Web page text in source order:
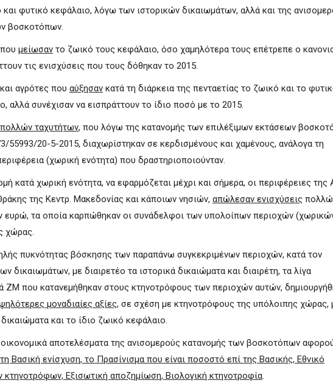
και φυτικό κεφάλαιο, λόγω των ιστορικών δικαιωμάτων, αλλά και της
βοσκοτόπων.
μείωσαν το ζωικό τους κεφάλαιο, όσο χαμηλότερα τους επέτρεπε ο
τις ενισχύσεις που τους δόθηκαν το 2015.
αγρότες που αύξησαν κατά τη διάρκεια της πενταετίας το ζωικό και το
αλλά συνέχισαν να εισπράττουν το ίδιο ποσό με το 2015.
πολλών ταχυτήτων, που λόγω της κατανομής των επιλέξιμων εκτάσεων
55993/20-5-2015, διαχωρίστηκαν σε κερδισμένους και χαμένους, ανάλογα τη
(χωρική ενότητα) που δραστηριοποιούνταν.
κατά χωρική ενότητα, να εφαρμόζεται μέχρι και σήμερα, οι περιφέρειες της
της Κεντρ. Μακεδονίας και κάποιων νησιών, απώλεσαν ενισχύσεις
ευρώ, τα οποία καρπώθηκαν οι συνάδελφοι των υπολοίπων περιοχών
χώρας.
πυκνότητας βόσκησης των παραπάνω συγκεκριμένων περιοχών, κατά τον
δικαιωμάτων, με διαιρετέο τα ιστορικά δικαιώματα και διαιρέτη, τα λίγα
ΖΜ που κατανεμήθηκαν στους κτηνοτρόφους των περιοχών αυτών,
μοναδιαίες αξίες, σε σχέση με κτηνοτρόφους της υπόλοιπης χώρας,
δικαιώματα και το ίδιο ζωικό κεφάλαιο.
αποτελέσματα της ανισομερούς κατανομής των βοσκοτόπων
τη Βασική ενίσχυση, το Πρασίνισμα που είναι ποσοστό επί της Βασικής, Εθνικό
Εξισωτική αποζημίωση, Βιολογική κτηνοτροφία.